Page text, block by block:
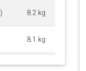
8.2 kg
8.1 kg
8 kg